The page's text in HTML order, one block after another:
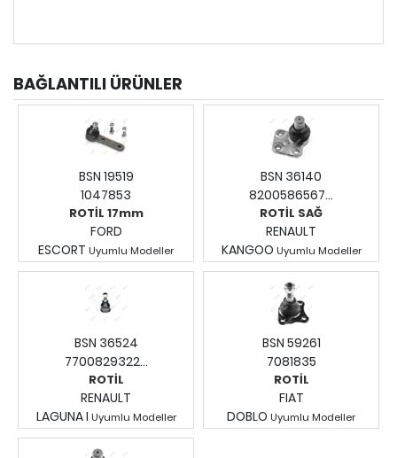
BAĞLANTILI ÜRÜNLER
BSN 19519
1047853
ROTİL 17mm
FORD
ESCORT Uyumlu Modeller
Fiyatları Görmek İçin
Giriş Yapınız.
BSN 36140
8200586567...
ROTİL SAĞ
RENAULT
KANGOO Uyumlu Modeller
Fiyatları Görmek İçin
Giriş Yapınız.
BSN 36524
7700829322...
ROTİL
RENAULT
LAGUNA I Uyumlu Modeller
Fiyatları Görmek İçin
BSN 59261
7081835
ROTİL
FIAT
DOBLO Uyumlu Modeller